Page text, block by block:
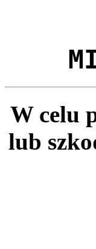
W celu
lub